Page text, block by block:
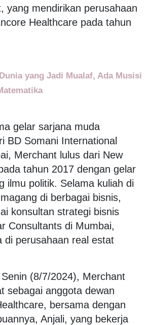
yang mendirikan perusahaan
Healthcare pada tahun
yang Jadi Mualaf, Ada Musisi
gelar sarjana muda
BD Somani International
Merchant lulus dari New
tahun 2017 dengan gelar
ilmu politik. Selama kuliah di
di berbagai bisnis,
konsultan strategi bisnis
Consultants di Mumbai,
di perusahaan real estat
(8/7/2024), Merchant
sebagai anggota dewan
bersama dengan
Anjali, yang bekerja